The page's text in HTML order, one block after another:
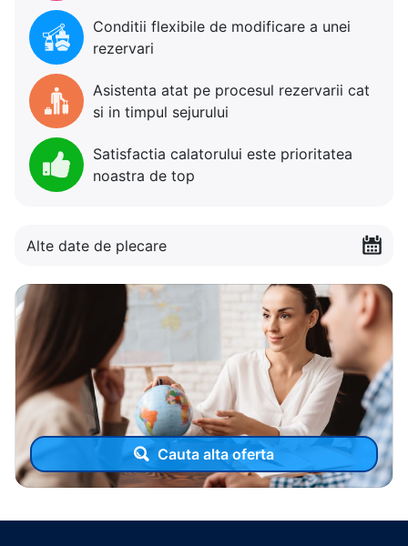
Conditii flexibile de modificare a unei
rezervari
Asistenta atat pe procesul rezervarii cat
si in timpul sejurului
Satisfactia calatorului este prioritatea
noastra de top
Alte date de plecare
Cauta alta oferta